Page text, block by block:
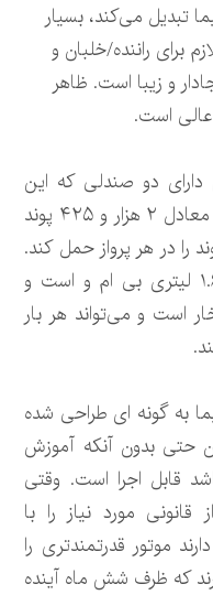
تبدیل می‌کند، بسیار
برای راننده/خلبان و
و زیبا است. ظاهر
است.
دو صندلی که این
هفته در اسلواکی آزمایش شد، وزنی معادل ۲ هزار و ۴۲۵ پوند
و می تواند بار اضافی تا ۴۴۰ پوند را در هر پرواز حمل کند.
این خودروی مجهز به یک موتور ۱.۶ لیتری بی ام و است و
آن ۱۴۰ اسب بخار است و می‌تواند هر بار
به گونه ای طراحی شده
حتی بدون آنکه آموزش
قابل اجرا است. وقتی
قانونی مورد نیاز را با
موتور قدرتمندتری را
که ظرف شش ماه آینده